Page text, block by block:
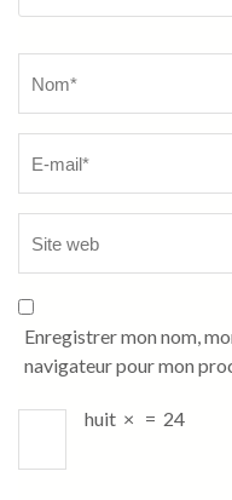
Enregistrer mon nom,
navigateur pour mon
huit × = 24